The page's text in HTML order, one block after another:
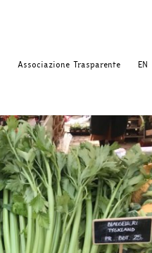
Associazione Trasparente EN